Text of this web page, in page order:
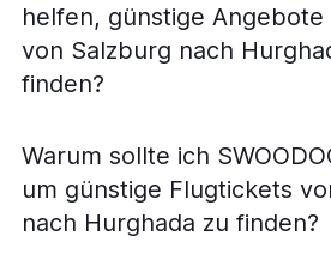
helfen, günstige
von Salzburg nach
finden?
Warum sollte ich
um günstige Flugtickets
nach Hurghada zu finden?